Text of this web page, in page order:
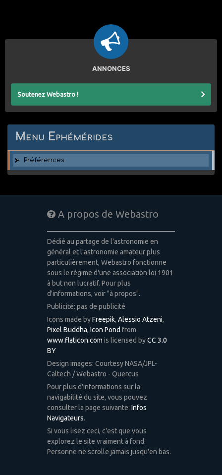
ANNONCES
Soutenez Webastro !
Menu Ephémérides
Préférences
A propos de Webastro
Dédié au partage de l'astronomie en
général et l'astronomie amateur plus
particulièrement, Webastro fonctionne
sous le régime d'une association loi 1901
à but non lucratif. Pour plus
d'informations, voir "à propos".
Publicité: pas de publicité
Icons made byFreepik, Alessio Atzeni,
Pixel Buddha, Icon Pond from
www.flaticon.com is licensed byCC 3.0
BY
Design images: Courtesy NASA/JPL-
Caltech / Webastro - Quercus
Pour plus d'informations sur la
navigabilité du site, vous pouvez
consulter la page suivante: Infos
Navigateurs.
Si vous lisez ceci, c'est que vous
explorez le site vraiment à fond.
Personne ne scrolle jamais jusqu'en bas.